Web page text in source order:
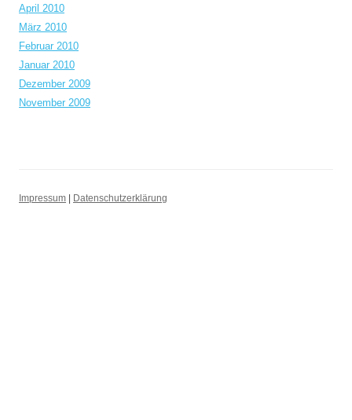
April 2010
März 2010
Februar 2010
Januar 2010
Dezember 2009
November 2009
Impressum Datenschutzerklärung